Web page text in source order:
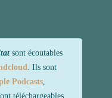
sont écoutables
. Ils sont
Podcasts,
téléchargeables